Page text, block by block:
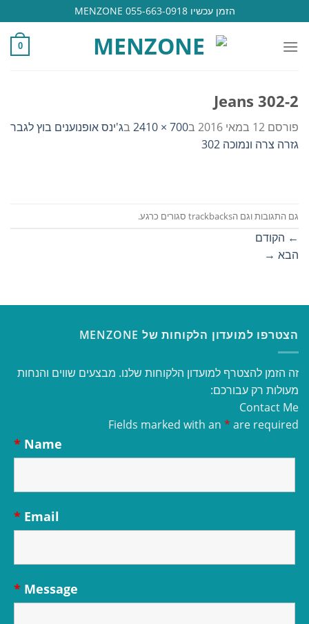
to
content
הזמן עכשיו 055-663-0918 MENZONE
0
Jeans 302-2
פורסם 12 במאי 2016 ב700 × 2410 בג'ינס אופנוענים בוץ לגבר
גזרה צרה ונמוכה 302
גם התגובות וגם הtrackbacks סגורים כרגע.
← הקודם
הבא →
הצטרפו למועדון הלקוחות של MENZONE
זה הזמן להצטרף למועדון הלקוחות שלנו. מבצעים שווים והנחות
מעולות רק עבורכם:
Contact Me
Fields marked with an * are required
Name
*
Email
*
Message
*